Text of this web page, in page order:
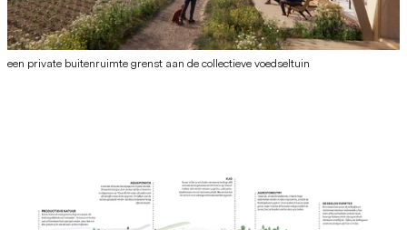
een private buitenruimte grenst aan de collectieve voedseltuin